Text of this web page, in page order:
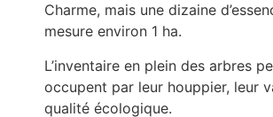
Charme, mais une dizaine
mesure environ 1 ha.
L’inventaire en plein des arbres
occupent par leur houppier, leur
qualité écologique.